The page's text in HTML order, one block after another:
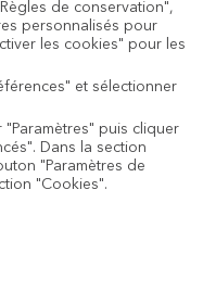
de conservation",
personnalisés pour
les cookies" pour les
et sélectionner
"Paramètres" puis cliquer
Dans la section
"Paramètres de
"Cookies".